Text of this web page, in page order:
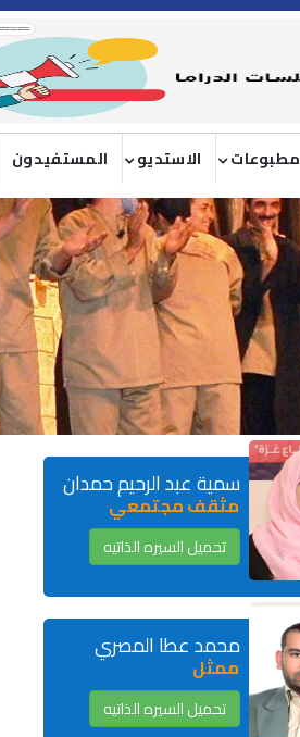
مطبوعات الاستديو المستفيدون
سمية عبد الرحيم حمدان
مثقف مجتمعي
تحميل السيره الذاتيه
محمد عطا المصري
ممثل
تحميل السيره الذاتيه